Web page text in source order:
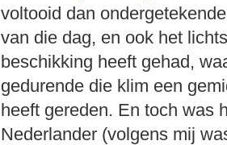
voltooid dan
van die dag, en ook het
beschikking heeft gehad,
gedurende die klim een
heeft gereden. En toch was
Nederlander (volgens mij